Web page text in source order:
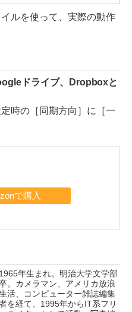
ルを使って、実際の動作
ドライブ、Dropboxと
時の［同期方向］に［一
1965年生まれ。明治大学文学部
。カメラマン、アメリカ放浪
活、コンピューター雑誌編集
を経て、1995年からIT系フリ